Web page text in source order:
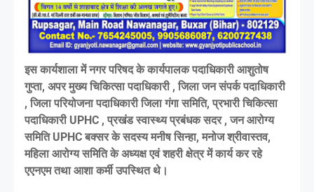
इस कार्यशाला में नगर परिषद के कार्यपालक पदाधिकारी आशुतोष
गुप्ता, अपर मुख्य चिकित्सा पदाधिकारी , जिला जन संपर्क पदाधिकारी
, जिला परियोजना पदाधिकारी जिला गंगा समिति, प्रभारी चिकित्सा
पदाधिकारी UPHC , प्रखंड स्वास्थ्य प्रबंधक सदर , जन आरोग्य
समिति UPHC बक्सर के सदस्य मनीष सिन्हा, मनोज श्रीवास्तव,
महिला आरोग्य समिति के अध्यक्ष एवं शहरी क्षेत्र में कार्य कर रहे
एएनएम तथा आशा कर्मी उपस्थित थे।